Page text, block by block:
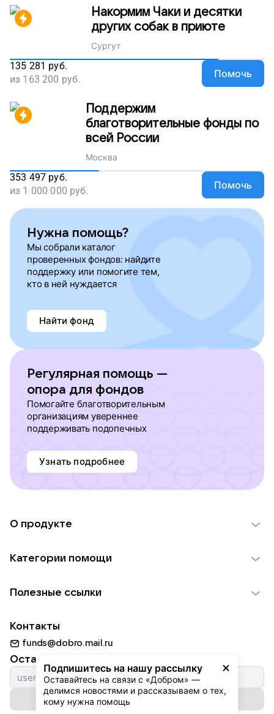
Накормим Чаки и десятки
других собак в приюте
Сургут
135 281 руб.
из 163 200 руб. Помочь
Поддержим
благотворительные фонды по
всей России
Москва
353 497 руб.
из 1 000 000 руб. Помочь
Нужна помощь?
Мы собрали каталог
проверенных фондов: найдите
поддержку или помогите тем,
кто в ней нуждается
Найти фонд
Регулярная помощь —
опора для фондов
Помогайте благотворительным
организациям увереннее
поддерживать подопечных
Узнать подробнее
Подпишитесь на нашу рассылку
Оставайтесь на связи с «Добром» —
делимся новостями и рассказываем о тех,
кому нужна помощь
О продукте
Использование материалов
Для НКО
Партнерам
Категории помощи
Пожилым
Животным
Природе
Культуре
Фондам
Полезные ссылки
Добрый день
Истории
Автоплатежи
Контакты
funds@dobro.mail.ru
Оставайтесь с нами
Подписаться на рассылку